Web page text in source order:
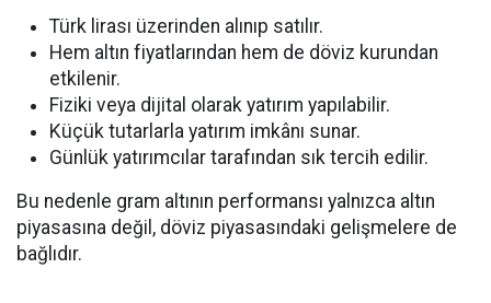
Türk lirası üzerinden alınıp satılır.
Hem altın fiyatlarından hem de döviz kurundan
etkilenir.
Fiziki veya dijital olarak yatırım yapılabilir.
Küçük tutarlarla yatırım imkânı sunar.
Günlük yatırımcılar tarafından sık tercih edilir.
Bu nedenle gram altının performansı yalnızca altın
piyasasına değil, döviz piyasasındaki gelişmelere de
bağlıdır.